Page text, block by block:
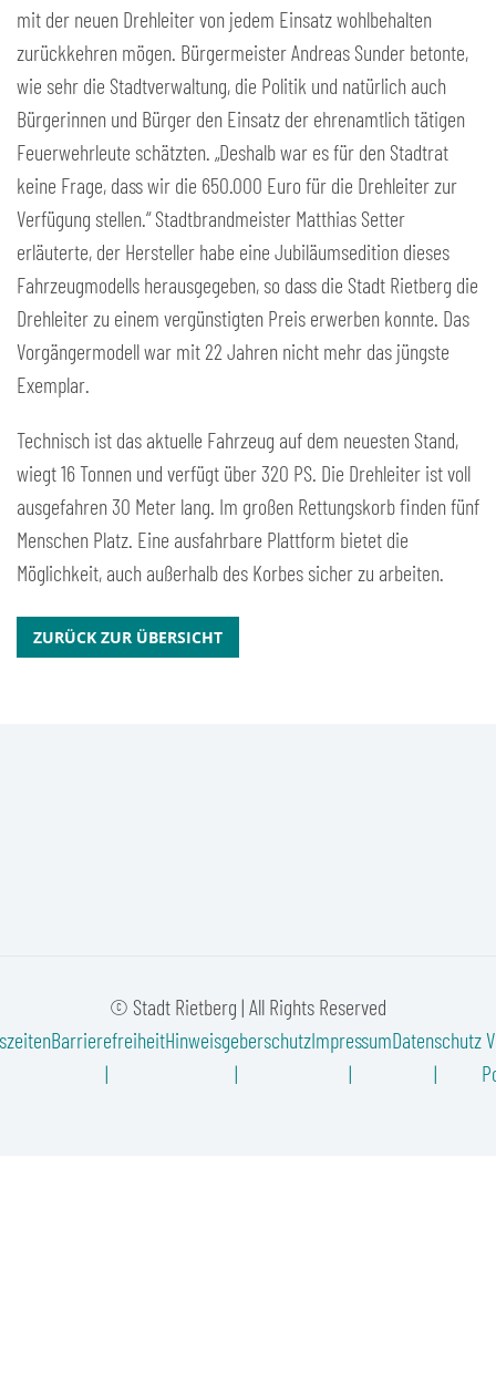
mit der neuen Drehleiter von jedem Einsatz wohlbehalten
zurückkehren mögen. Bürgermeister Andreas Sunder betonte,
wie sehr die Stadtverwaltung, die Politik und natürlich auch
Bürgerinnen und Bürger den Einsatz der ehrenamtlich tätigen
Feuerwehrleute schätzten. „Deshalb war es für den Stadtrat
keine Frage, dass wir die 650.000 Euro für die Drehleiter zur
Verfügung stellen.“ Stadtbrandmeister Matthias Setter
erläuterte, der Hersteller habe eine Jubiläumsedition dieses
Fahrzeugmodells herausgegeben, so dass die Stadt Rietberg die
Drehleiter zu einem vergünstigten Preis erwerben konnte. Das
Vorgängermodell war mit 22 Jahren nicht mehr das jüngste
Exemplar.
Technisch ist das aktuelle Fahrzeug auf dem neuesten Stand,
wiegt 16 Tonnen und verfügt über 320 PS. Die Drehleiter ist voll
ausgefahren 30 Meter lang. Im großen Rettungskorb finden fünf
Menschen Platz. Eine ausfahrbare Plattform bietet die
Möglichkeit, auch außerhalb des Korbes sicher zu arbeiten.
ZURÜCK ZUR ÜBERSICHT
© Stadt Rietberg | All Rights Reserved
BarrierefreiheitHinweisgeberschutzImpressumDatenschutz